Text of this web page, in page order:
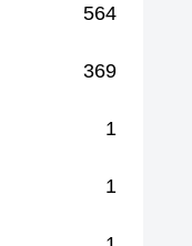
564
369
1
1